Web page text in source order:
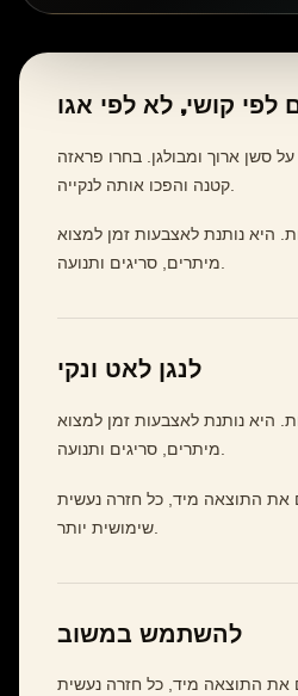
לפי קושי, לא לפי אגו
על סשן ארוך ומבולגן. בחרו פראזה
היא נותנת לאצבעות זמן למצוא
מיתרים, סריגים ותנועה.
לנגן לאט ונקי
היא נותנת לאצבעות זמן למצוא
את התוצאה מיד, כל חזרה נעשית
להשתמש במשוב
את התוצאה מיד, כל חזרה נעשית